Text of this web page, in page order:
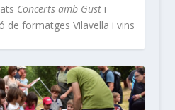
Concerts amb Gusti
de formatges Vilavella i vins